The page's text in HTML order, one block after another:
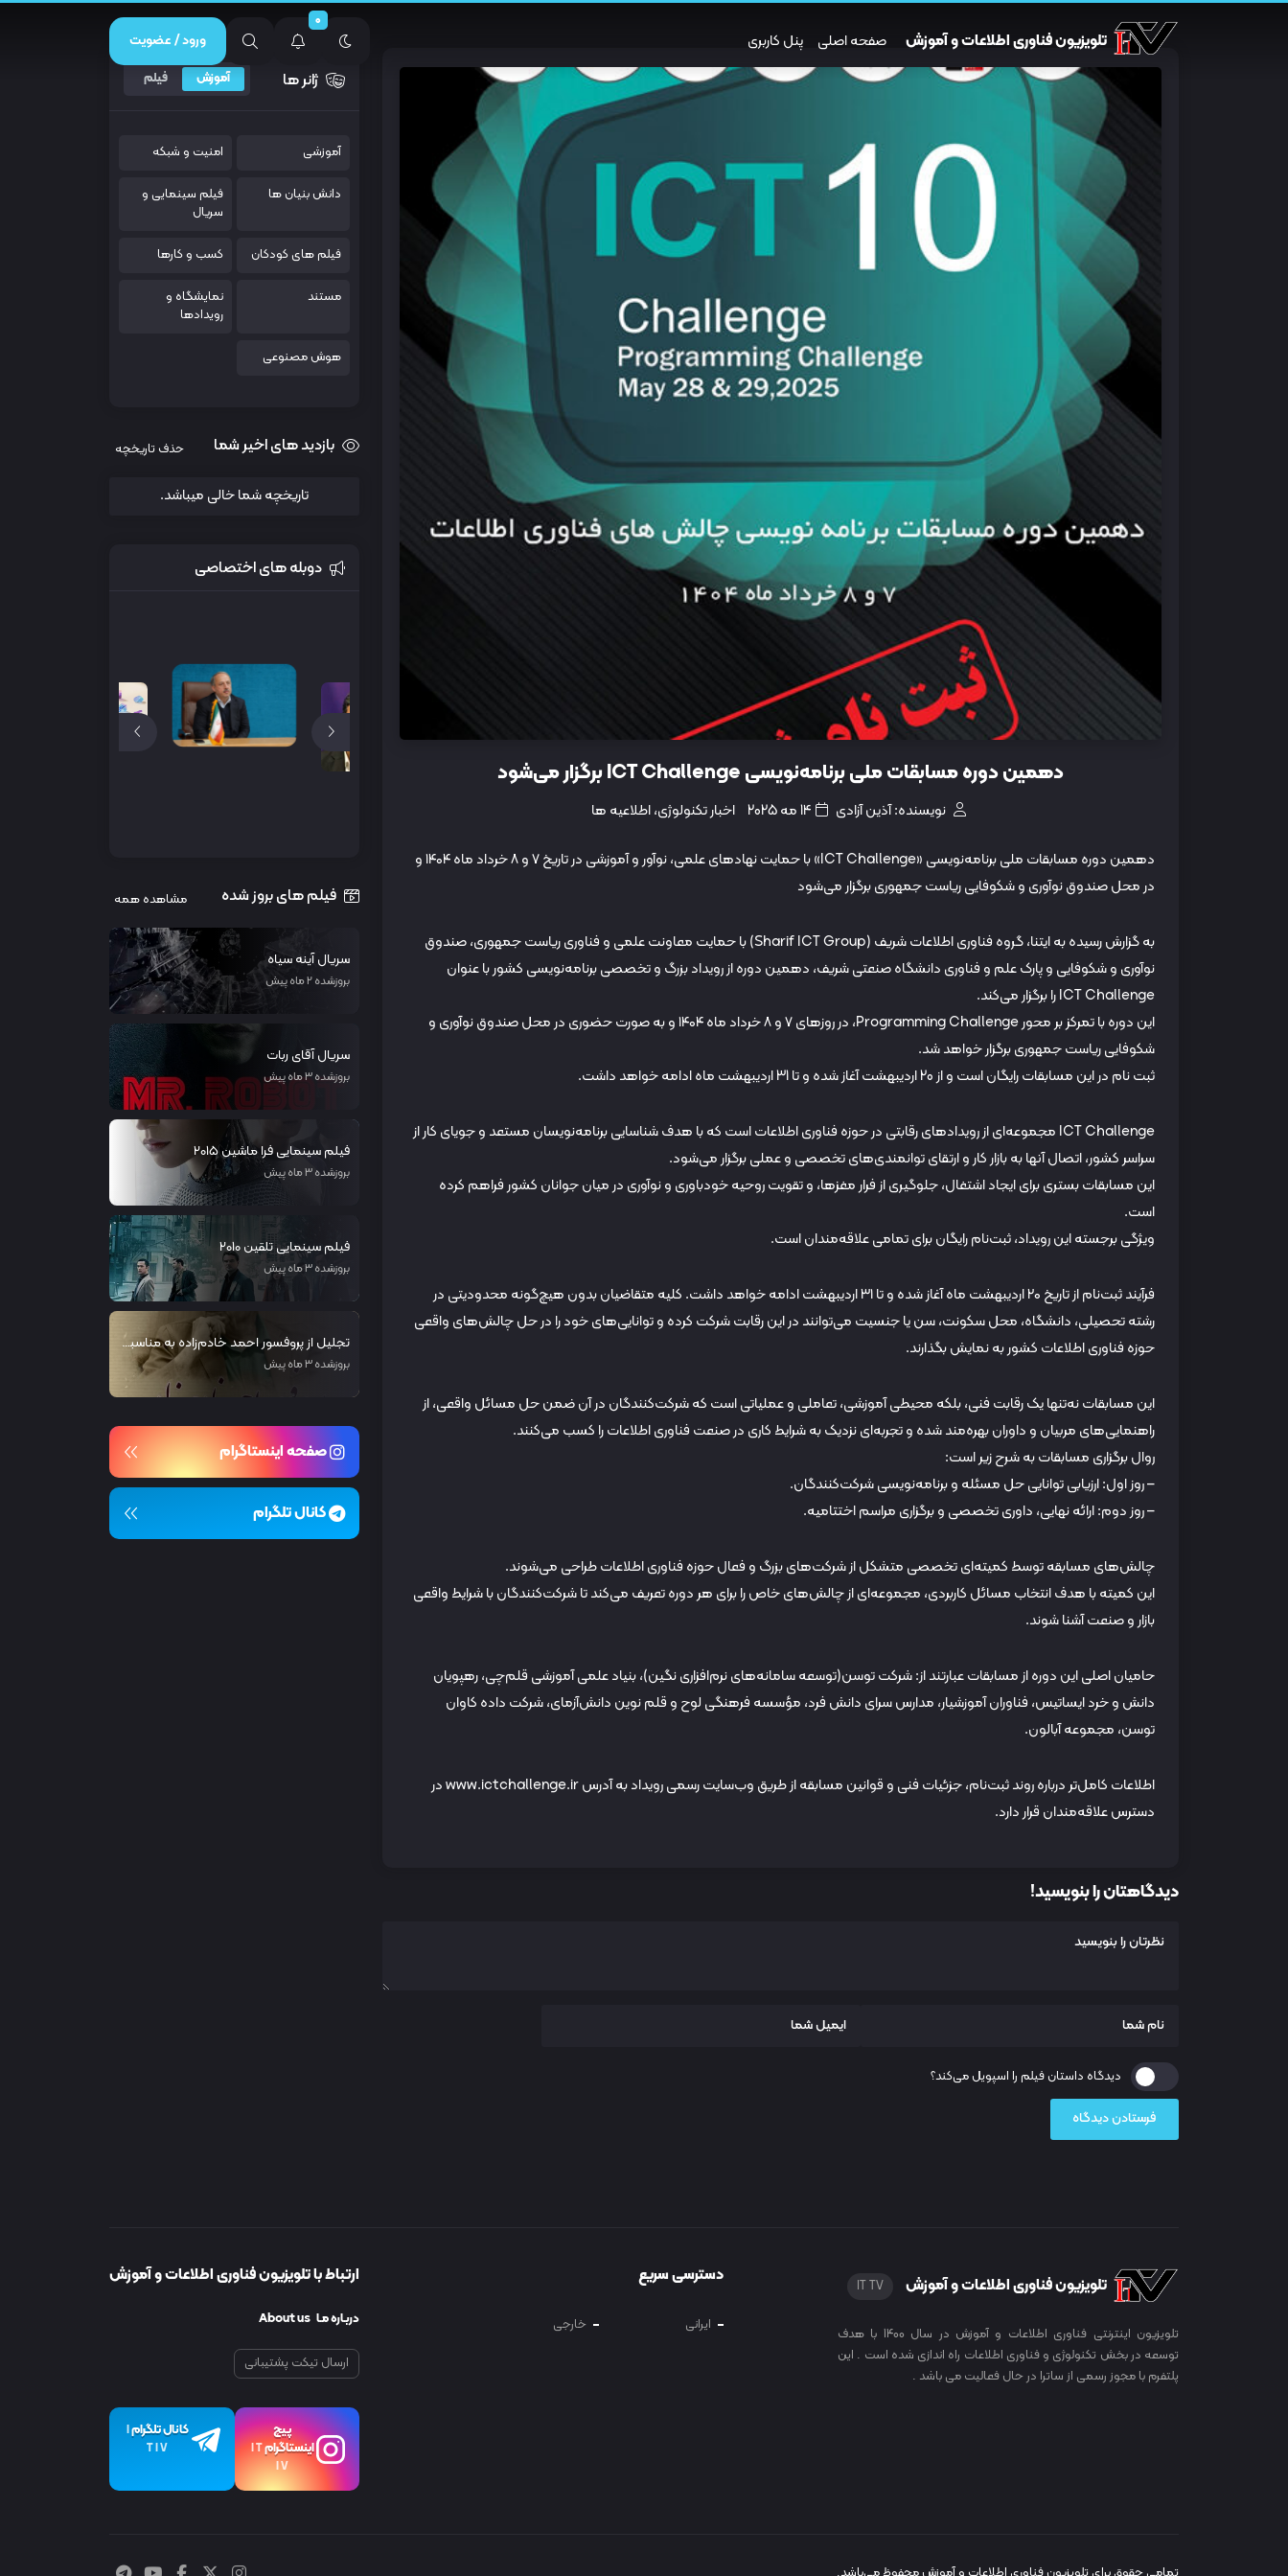
تلویزیون فناوری اطلاعات و آموزش صفحه اصلی پنل کاربری
0
ورود / عضویت
دهمین دوره مسابقات ملی برنامه‌نویسی ICT Challenge برگزار می‌شود
نویسنده: آذین آزادی 14 مه 2025 اخبار تکنولوژی،اطلاعیه ها
دهمین دوره مسابقات ملی برنامه‌نویسی «ICT Challenge» با حمایت نهادهای علمی، نوآور و آموزشی در تاریخ ۷ و ۸ خرداد ماه ۱۴۰۴ و
در محل صندوق نوآوری و شکوفایی ریاست جمهوری برگزار می‌شود
به گزارش رسیده به ایتنا، گروه فناوری اطلاعات شریف (Sharif ICT Group) با حمایت معاونت علمی و فناوری ریاست جمهوری، صندوق
نوآوری و شکوفایی و پارک علم و فناوری دانشگاه صنعتی شریف، دهمین دوره از رویداد بزرگ و تخصصی برنامه‌نویسی کشور با عنوان
ICT Challenge را برگزار می‌کند.
این دوره با تمرکز بر محور Programming Challenge، در روزهای ۷ و ۸ خرداد ماه ۱۴۰۴ و به ‌صورت حضوری در محل صندوق نوآوری و
شکوفایی ریاست جمهوری برگزار خواهد شد.
ثبت نام در این مسابقات رایگان است و از 20 اردیبهشت آغاز شده و تا 31 اردیبهشت ماه ادامه خواهد داشت.
ICT Challenge مجموعه‌ای از رویدادهای رقابتی در حوزه فناوری اطلاعات است که با هدف شناسایی برنامه‌نویسان مستعد و جویای کار از
سراسر کشور، اتصال آنها به بازار کار و ارتقای توانمندی‌های تخصصی و عملی برگزار می‌شود.
این مسابقات بستری برای ایجاد اشتغال، جلوگیری از فرار مغزها، و تقویت روحیه خودباوری و نوآوری در میان جوانان کشور فراهم کرده
است.
ویژگی برجسته این رویداد، ثبت‌نام رایگان برای تمامی علاقه‌مندان است.
فرآیند ثبت‌نام از تاریخ ۲۰ اردیبهشت ماه آغاز شده و تا ۳۱ اردیبهشت ادامه خواهد داشت. کلیه متقاضیان بدون هیچ‌گونه محدودیتی در
رشته تحصیلی، دانشگاه، محل سکونت، سن یا جنسیت می‌توانند در این رقابت شرکت کرده و توانایی‌های خود را در حل چالش‌های واقعی
حوزه فناوری اطلاعات کشور به نمایش بگذارند.
این مسابقات نه‌تنها یک رقابت فنی، بلکه محیطی آموزشی، تعاملی و عملیاتی است که شرکت‌کنندگان در آن ضمن حل مسائل واقعی، از
راهنمایی‌های مربیان و داوران بهره‌مند شده و تجربه‌ای نزدیک به شرایط کاری در صنعت فناوری اطلاعات را کسب می‌کنند.
روال برگزاری مسابقات به شرح زیر است:
– روز اول: ارزیابی توانایی حل مسئله و برنامه‌نویسی شرکت‌کنندگان.
– روز دوم: ارائه نهایی، داوری تخصصی و برگزاری مراسم اختتامیه.
چالش‌های مسابقه توسط کمیته‌ای تخصصی متشکل از شرکت‌های بزرگ و فعال حوزه فناوری اطلاعات طراحی می‌شوند.
این کمیته با هدف انتخاب مسائل کاربردی، مجموعه‌ای از چالش‌های خاص را برای هر دوره تعریف می‌کند تا شرکت‌کنندگان با شرایط واقعی
بازار و صنعت آشنا شوند.
حامیان اصلی این دوره از مسابقات عبارتند از: شرکت توسن(توسعه سامانه‌های نرم‌افزاری نگین)، بنیاد علمی آموزشی قلم‌چی، رهپویان
دانش و خرد ایساتیس، فناوران آموزشیار، مدارس سرای دانش فرد، مؤسسه فرهنگی لوح و قلم نوین دانش‌آزمای، شرکت داده کاوان
توسن، مجموعه آبالون.
اطلاعات کامل‌تر درباره روند ثبت‌نام، جزئیات فنی و قوانین مسابقه از طریق وب‌سایت رسمی رویداد به آدرس www.ictchallenge.ir در
دسترس علاقه‌مندان قرار دارد.
دیدگاهتان را بنویسید!
دیدگاه داستان فیلم را اسپویل می‌کند؟
ژانر ها آموزش فیلم
آموزشی امنیت و شبکه
دانش بنیان ها
فیلم سینمایی و
سریال
فیلم های کودکان کسب و کارها
مستند
نمایشگاه و
رویدادها
هوش مصنوعی
بازدید های اخیر شما حذف تاریخچه
تاریخچه شما خالی میباشد.
دوبله های اختصاصی
فیلم های بروز شده مشاهده همه
سریال آینه سیاه
بروزشده 2 ماه پیش
سریال آقای ربات
بروزشده 3 ماه پیش
فیلم سینمایی فرا ماشین 2015
بروزشده 3 ماه پیش
فیلم سینمایی تلقین 2010
بروزشده 3 ماه پیش
تجلیل از پروفسور احمد خادم‌زاده به مناسبت روز جهانی ارتباطات
بروزشده 3 ماه پیش
صفحه اینستاگرام
کانال تلگرام
تلویزیون فناوری اطلاعات و آموزش IT TV
تلویزیون اینترنتی فناوری اطلاعات و آموزش در سال 1400 با هدف
توسعه در بخش تکنولوژی و فناوری اطلاعات راه اندازی شده است . این
پلتفرم با مجوز رسمی از ساترا در حال فعالیت می باشد .
دسترسی سریع
ایرانی خارجی
ارتباط با تلویزیون فناوری اطلاعات و آموزش
دربـاره مـا About us
ارسال تیکت پشتیبانی
پیچ
اینستاگرامI T
I V
کانال تلگرامI
T I V